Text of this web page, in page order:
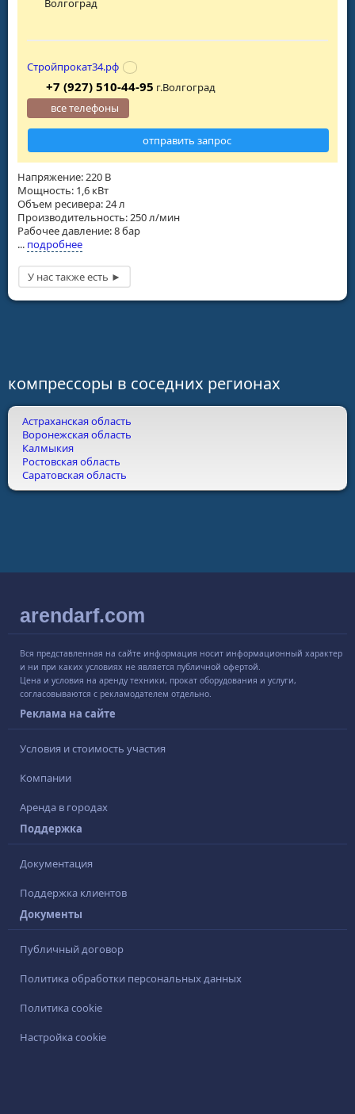
Напряжение: 220 В
Мощность: 1,6 кВт
Объем ресивера: 24 л
Производительность: 250 л/мин
Рабочее давление: 8 бар
... подробнее
Волгоград
Стройпрокат34.рф
+7 (927) 510-44-95 г.Волгоград
все телефоны
отправить запрос
компрессоры в соседних регионах
Астраханская область
Воронежская область
Калмыкия
Ростовская область
Саратовская область
arendarf.com
Вся представленная на сайте информация носит информационный характер
и ни при каких условиях не является публичной офертой.
Цена и условия на аренду техники, прокат оборудования и услуги,
согласовываются с рекламодателем отдельно.
Реклама на сайте
Условия и стоимость участия
Компании
Аренда в городах
Поддержка
Документация
Поддержка клиентов
Документы
Публичный договор
Политика обработки персональных данных
Политика cookie
Настройка cookie